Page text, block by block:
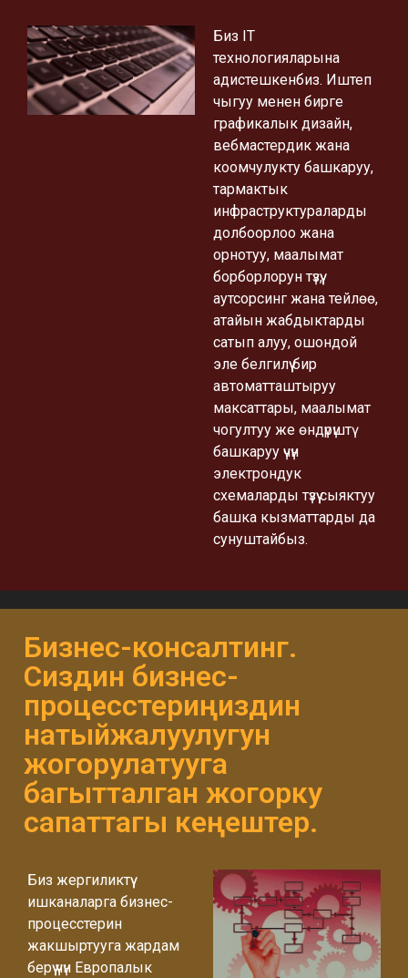
Биз IT
технологияларына
адистешкенбиз. Иштеп
чыгуу менен бирге
графикалык дизайн,
вебмастердик жана
коомчулукту башкаруу,
тармактык
инфраструктураларды
долбоорлоо жана
орнотуу, маалымат
борборлорун түзүү,
аутсорсинг жана тейлөө,
атайын жабдыктарды
сатып алуу, ошондой
эле белгилүү бир
автоматташтыруу
максаттары, маалымат
чогултуу же өндүрүштү
башкаруу үчүн
электрондук
схемаларды түзүү сыяктуу
башка кызматтарды да
сунуштайбыз.
Бизнес-консалтинг.
Сиздин бизнес-
процесстериңиздин
натыйжалуулугун
жогорулатууга
багытталган жогорку
сапаттагы кеңештер.
Биз жергиликтүү
ишканаларга бизнес-
процесстерин
жакшыртууга жардам
берүү үчүн Европалык